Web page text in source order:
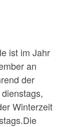
ist im Jahr
an
der
Winterzeit